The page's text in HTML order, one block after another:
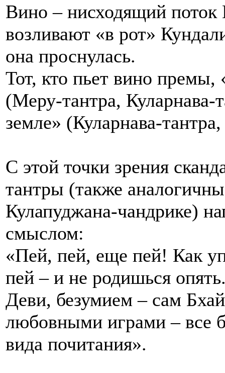
Вино – нисходящий
возливают «в рот»
она проснулась.
Тот, кто пьет вино
(Меру-тантра, Куларнава-
земле» (Куларнава-
С этой точки зрения
тантры (также
Кулапуджана-чандрике)
смыслом:
«Пей, пей, еще пей! Как
пей – и не родишься
Деви, безумием – сам
любовными играми – все
вида почитания».